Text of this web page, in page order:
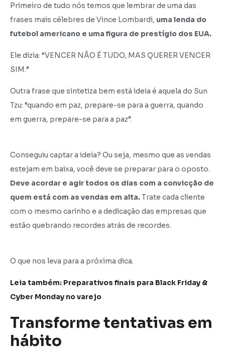
Primeiro de tudo nós temos que lembrar de uma das
frases mais célebres de Vince Lombardi, uma lenda do
futebol americano e uma figura de prestígio dos EUA.
Ele dizia: “VENCER NÃO É TUDO, MAS QUERER VENCER
SIM.”
Outra frase que sintetiza bem está ideia é aquela do Sun
Tzu: “quando em paz, prepare-se para a guerra, quando
em guerra, prepare-se para a paz”.
Conseguiu captar a ideia? Ou seja, mesmo que as vendas
estejam em baixa, você deve se preparar para o oposto.
Deve acordar e agir todos os dias com a convicção de
quem está com as vendas em alta.Trate cada cliente
com o mesmo carinho e a dedicação das empresas que
estão quebrando recordes atrás de recordes.
O que nos leva para a próxima dica.
Leia também: Preparativos finais para Black Friday &
Cyber Monday no varejo
Transforme tentativas em
hábito